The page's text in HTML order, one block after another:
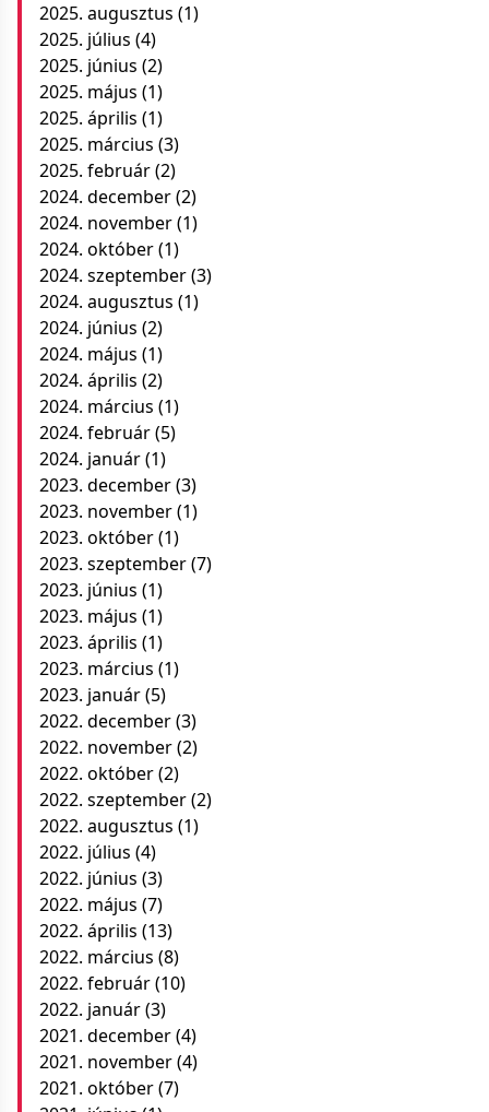
2025. augusztus (1)
2025. július (4)
2025. június (2)
2025. május (1)
2025. április (1)
2025. március (3)
2025. február(2)
2024. december(2)
2024. november(1)
2024. október(1)
2024. szeptember(3)
2024. augusztus (1)
2024. június (2)
2024. május (1)
2024. április (2)
2024. március (1)
2024. február(5)
2024. január(1)
2023. december(3)
2023. november(1)
2023. október(1)
2023. szeptember(7)
2023. június (1)
2023. május (1)
2023. április (1)
2023. március (1)
2023. január(5)
2022. december(3)
2022. november(2)
2022. október(2)
2022. szeptember(2)
2022. augusztus (1)
2022. július (4)
2022. június (3)
2022. május (7)
2022. április (13)
2022. március (8)
2022. február(10)
2022. január(3)
2021. december(4)
2021. november(4)
2021. október(7)